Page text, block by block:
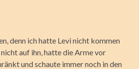
denn ich hatte Levi nicht kommen
auf ihn, hatte die Arme vor
und schaute immer noch in den